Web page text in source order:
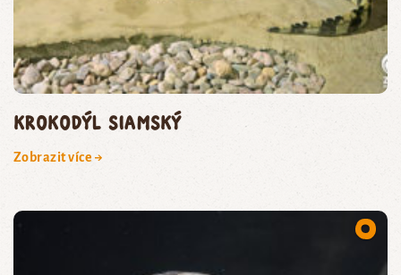
krokodýl siamský
Zobrazit více →